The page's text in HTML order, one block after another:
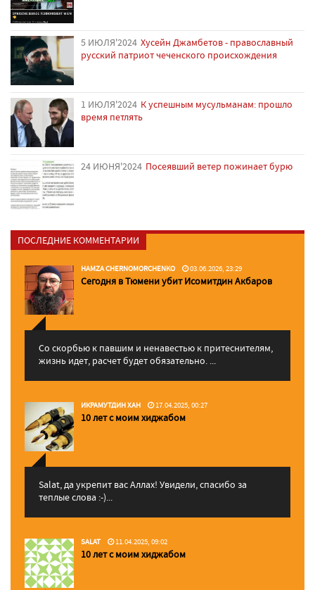
5 ИЮЛЯ'2024 Хусейн Джамбетов - православный
русский патриот чеченского происхождения
1 ИЮЛЯ'2024 К успешным мусульманам: прошло
время петлять
24 ИЮНЯ'2024 Посеявший ветер пожинает бурю
ПОСЛЕДНИЕ КОММЕНТАРИИ
HAMZA CHERNOMORCHENKO 03.06.2026, 23:29
Сегодня в Тюмени убит Исомитдин Акбаров
Со скорбью к павшим и ненавестью к притеснителям,
жизнь идет, расчет будет обязательно. ...
ИКРАМУТДИН ХАН 17.04.2025, 00:27
10 лет с моим хиджабом
Salat, да укрепит вас Аллаx! Увидели, спасибо за
теплые слова :-)...
SALAT 11.04.2025, 09:02
10 лет с моим хиджабом